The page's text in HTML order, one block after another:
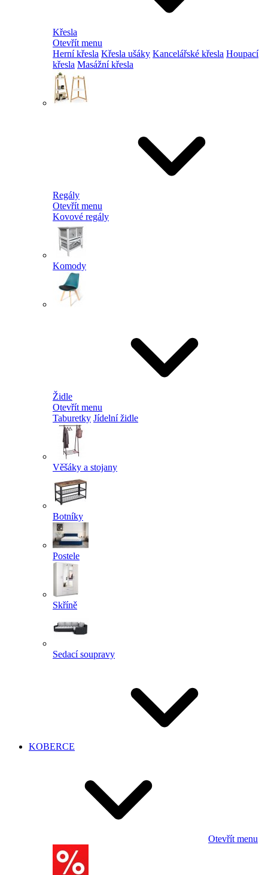
Křesla
Otevřít menu
Herní křesla Křesla ušáky Kancelářské křesla Houpací
křesla Masážní křesla
Regály
Otevřít menu
Kovové regály
Komody
Židle
Otevřít menu
Taburetky Jídelní židle
Věšáky a stojany
Botníky
Postele
Skříně
Sedací soupravy
KOBERCE
Otevřít menu